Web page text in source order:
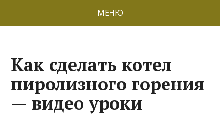
МЕНЮ
Как сделать котел
пиролизного горения
— видео уроки